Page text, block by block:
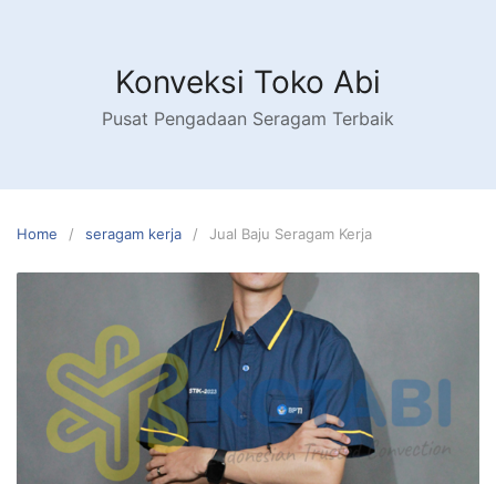
Konveksi Toko Abi
Pusat Pengadaan Seragam Terbaik
Home seragam kerja Jual Baju Seragam Kerja